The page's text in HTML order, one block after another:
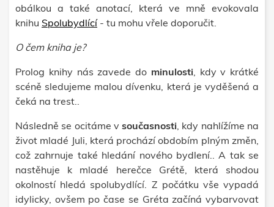
obálkou a také anotací, která ve mně evokovala
knihu Spolubydlící- tu mohu vřele doporučit.
O čem kniha je?
Prolog knihy nás zavede do minulosti, kdy v krátké
scéně sledujeme malou dívenku, která je vyděšená a
čeká na trest..
Následně se ocitáme vsoučasnosti, kdy nahlížíme na
život mladé Juli, která prochází obdobím plným změn,
což zahrnuje také hledání nového bydlení.. A tak se
nastěhuje k mladé herečce Grétě, která shodou
okolností hledá spolubydlící. Z počátku vše vypadá
idylicky, ovšem po čase se Gréta začíná vybarvovat